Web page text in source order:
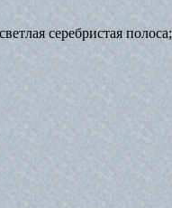
серебристая полоса;